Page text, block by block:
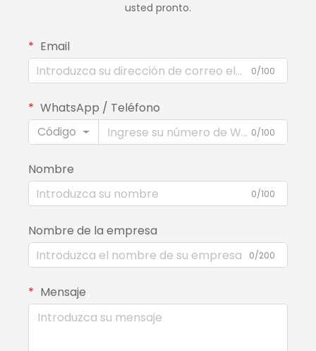
usted pronto.
Email
0/100
WhatsApp / Teléfono
Código
0/100
Nombre
0/100
Nombre de la empresa
0/200
Mensaje